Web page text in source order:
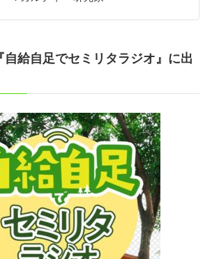
給自足でセミリタラジオ』に出